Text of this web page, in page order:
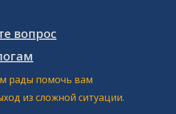
вопрос
рады помочь вам
из сложной ситуации.